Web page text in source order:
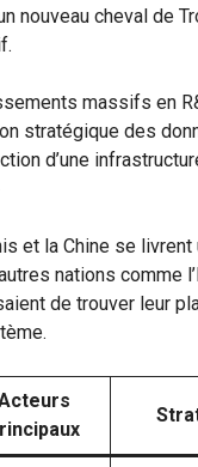
nouveau cheval de
massifs en
stratégique des
d’une
et la Chine se livrent
nations comme
de trouver leur